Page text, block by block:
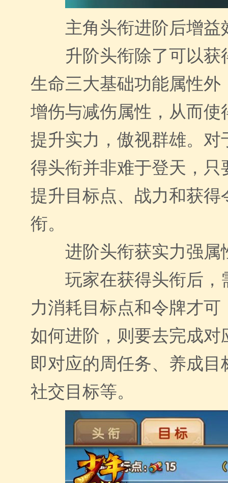
主角头衔进阶后增益
升阶头衔除了可以获
生命三大基础功能属性外
增伤与减伤属性，从而使
提升实力，傲视群雄。对
得头衔并非难于登天，只
提升目标点、战力和获得
衔。
进阶头衔获实力强属
玩家在获得头衔后，
力消耗目标点和令牌才可
如何进阶，则要去完成对
即对应的周任务、养成目
社交目标等。